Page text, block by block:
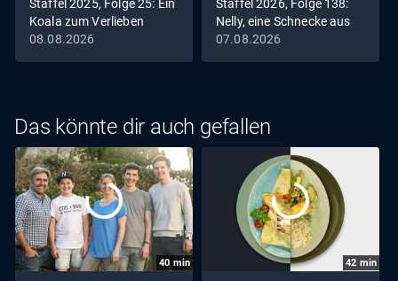
Staffel 2025, Folge 25: Ein
Koala zum Verlieben
08.08.2026
Staffel 2026, Folge 138:
Nelly, eine Schnecke aus
gutem Hause
07.08.2026
Das könnte dir auch gefallen
40 min 42 min